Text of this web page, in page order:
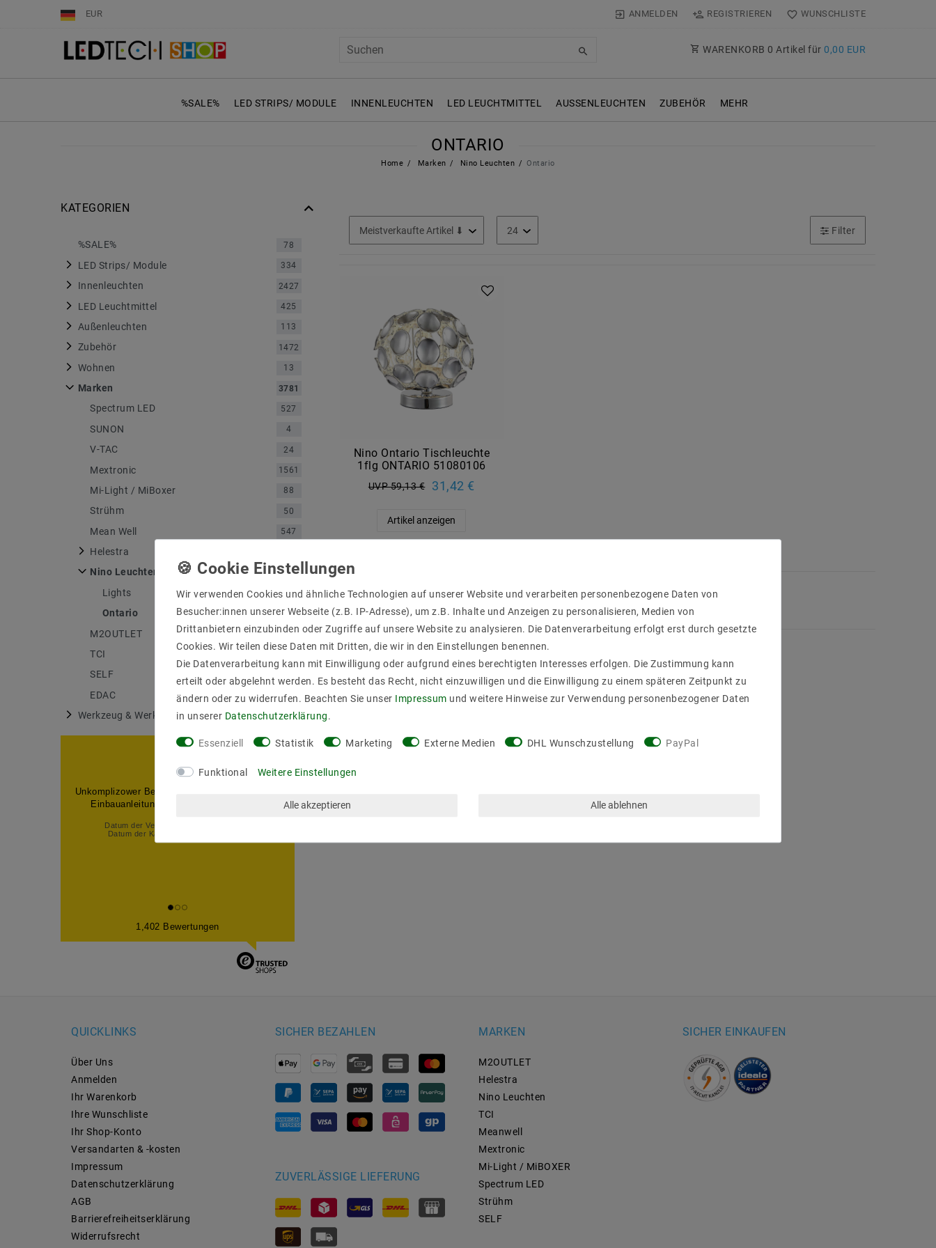
EUR ANMELDEN REGISTRIEREN WUNSCHLISTE
WARENKORB 0 Artikel für 0,00 EUR
%SALE% LED STRIPS/ MODULE INNENLEUCHTEN LED LEUCHTMITTEL AUSSENLEUCHTEN ZUBEHÖR MEHR
ONTARIO
Home Marken Nino Leuchten Ontario
KATEGORIEN
%SALE% 78
LED Strips/ Module 334
Innenleuchten 2427
LED Leuchtmittel 425
Außenleuchten 113
Zubehör 1472
Wohnen 13
Marken 3781
Spectrum LED 527
SUNON 4
V-TAC 24
Mextronic 1561
Mi-Light / MiBoxer 88
Strühm 50
Mean Well 547
Helestra
Nino Leuchten 4
Lights 1
Ontario 1
M2OUTLET 175
TCI
SELF
EDAC 18
Werkzeug & Werkstatt 1
Unkomplizower Bestellund. Schnelle Lieferung.
Einbauanleitung über Internet gefunden.
Datum der Veröffentlichung: 03.08.2026
Datum der Kauferfahrung: 24.07.2026
1,402 Bewertungen
Filter
Nino Ontario Tischleuchte
1flg ONTARIO 51080106
UVP 59,13 € 31,42 €
Artikel anzeigen
QUICKLINKS
Über Uns
Anmelden
Ihr Warenkorb
Ihre Wunschliste
Ihr Shop-Konto
Versandarten & -kosten
Impressum
Daten­schutz­erklärung
AGB
Barrierefreiheitserklärung
Widerrufs­recht
SICHER BEZAHLEN
ZUVERLÄSSIGE LIEFERUNG
MARKEN
M2OUTLET
Helestra
Nino Leuchten
TCI
Meanwell
Mextronic
Mi-Light / MiBOXER
Spectrum LED
Strühm
SELF
SICHER EINKAUFEN
Wir verwenden Cookies und ähnliche Technologien auf unserer Website und verarbeiten personenbezogene Daten von
Besucher:innen unserer Webseite (z.B. IP-Adresse), um z.B. Inhalte und Anzeigen zu personalisieren, Medien von
Drittanbietern einzubinden oder Zugriffe auf unsere Website zu analysieren. Die Datenverarbeitung erfolgt erst durch gesetzte
Cookies. Wir teilen diese Daten mit Dritten, die wir in den Einstellungen benennen.
Die Datenverarbeitung kann mit Einwilligung oder aufgrund eines berechtigten Interesses erfolgen. Die Zustimmung kann
erteilt oder abgelehnt werden. Es besteht das Recht, nicht einzuwilligen und die Einwilligung zu einem späteren Zeitpunkt zu
ändern oder zu widerrufen. Beachten Sie unser Impressum und weitere Hinweise zur Verwendung personenbezogener Daten
in unserer Daten­schutz­erklärung.
Essenziell Statistik Marketing Externe Medien DHL Wunschzustellung PayPal
Funktional Weitere Einstellungen
Alle akzeptieren Alle ablehnen